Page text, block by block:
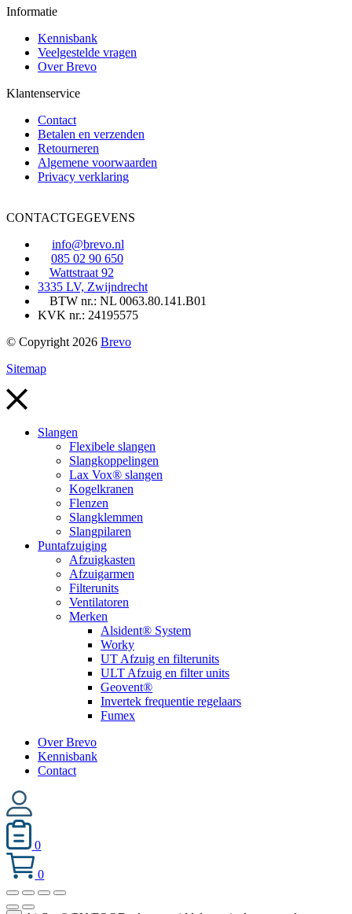
Informatie
Kennisbank
Veelgestelde vragen
Over Brevo
Klantenservice
Contact
Betalen en verzenden
Retourneren
Algemene voorwaarden
Privacy verklaring
CONTACTGEGEVENS
info@brevo.nl
085 02 90 650
Wattstraat 92
3335 LV, Zwijndrecht
BTW nr.: NL 0063.80.141.B01
KVK nr.: 24195575
© Copyright 2026 Brevo
Sitemap
Slangen
Flexibele slangen
Slangkoppelingen
Lax Vox® slangen
Kogelkranen
Flenzen
Slangklemmen
Slangpilaren
Puntafzuiging
Afzuigkasten
Afzuigarmen
Filterunits
Ventilatoren
Merken
Alsident® System
Worky
UT Afzuig en filterunits
ULT Afzuig en filter units
Geovent®
Invertek frequentie regelaars
Fumex
Over Brevo
Kennisbank
Contact
0
0